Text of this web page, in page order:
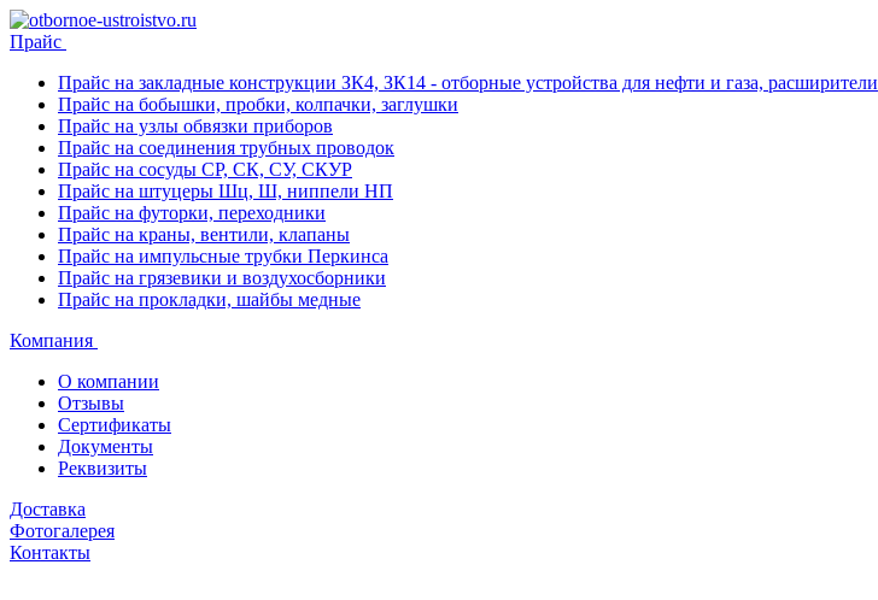
Прайс
Прайс на закладные конструкции ЗК4, ЗК14 - отборные устройства для нефти и газа, расширители
Прайс на бобышки, пробки, колпачки, заглушки
Прайс на узлы обвязки приборов
Прайс на соединения трубных проводок
Прайс на сосуды СР, СК, СУ, СКУР
Прайс на штуцеры Шц, Ш, ниппели НП
Прайс на футорки, переходники
Прайс на краны, вентили, клапаны
Прайс на импульсные трубки Перкинса
Прайс на грязевики и воздухосборники
Прайс на прокладки, шайбы медные
Компания
О компании
Отзывы
Сертификаты
Документы
Реквизиты
Доставка
Фотогалерея
Контакты